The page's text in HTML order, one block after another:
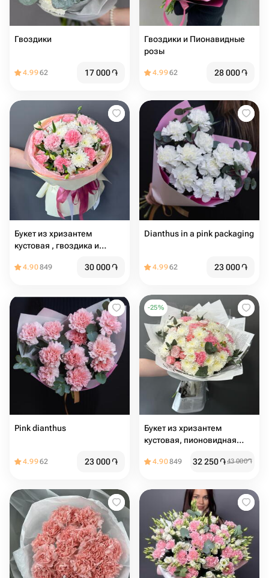
Гвоздики
4.9962 17 000֏
Гвоздики и Пионавидные
розы
4.9962 28 000֏
Букет из хризантем
кустовая , гвоздика и
4.90849 30 000֏
Dianthus in a pink packaging
4.9962 23 000֏
Pink dianthus
4.9962 23 000֏
-25%
Букет из хризантем
кустовая, пионовидная
4.90849 32 250֏43 000֏